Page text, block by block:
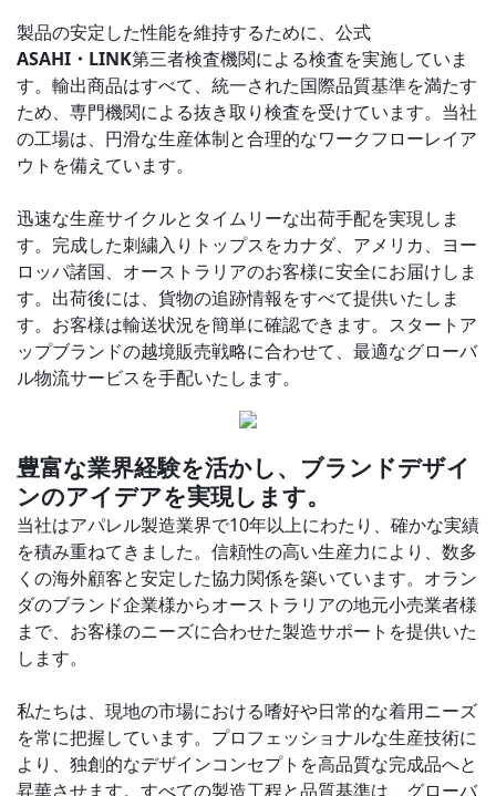
製品の安定した性能を維持するために、公式
ASAHI・LINK第三者検査機関による検査を実施していま
す。輸出商品はすべて、統一された国際品質基準を満たす
ため、専門機関による抜き取り検査を受けています。当社
の工場は、円滑な生産体制と合理的なワークフローレイア
ウトを備えています。
迅速な生産サイクルとタイムリーな出荷手配を実現しま
す。完成した刺繍入りトップスをカナダ、アメリカ、ヨー
ロッパ諸国、オーストラリアのお客様に安全にお届けしま
す。出荷後には、貨物の追跡情報をすべて提供いたしま
す。お客様は輸送状況を簡単に確認できます。スタートア
ップブランドの越境販売戦略に合わせて、最適なグローバ
ル物流サービスを手配いたします。
豊富な業界経験を活かし、ブランドデザイ
ンのアイデアを実現します。
当社はアパレル製造業界で10年以上にわたり、確かな実績
を積み重ねてきました。信頼性の高い生産力により、数多
くの海外顧客と安定した協力関係を築いています。オラン
ダのブランド企業様からオーストラリアの地元小売業者様
まで、お客様のニーズに合わせた製造サポートを提供いた
します。
私たちは、現地の市場における嗜好や日常的な着用ニーズ
を常に把握しています。プロフェッショナルな生産技術に
より、独創的なデザインコンセプトを高品質な完成品へと
昇華させます。すべての製造工程と品質基準は、グローバ